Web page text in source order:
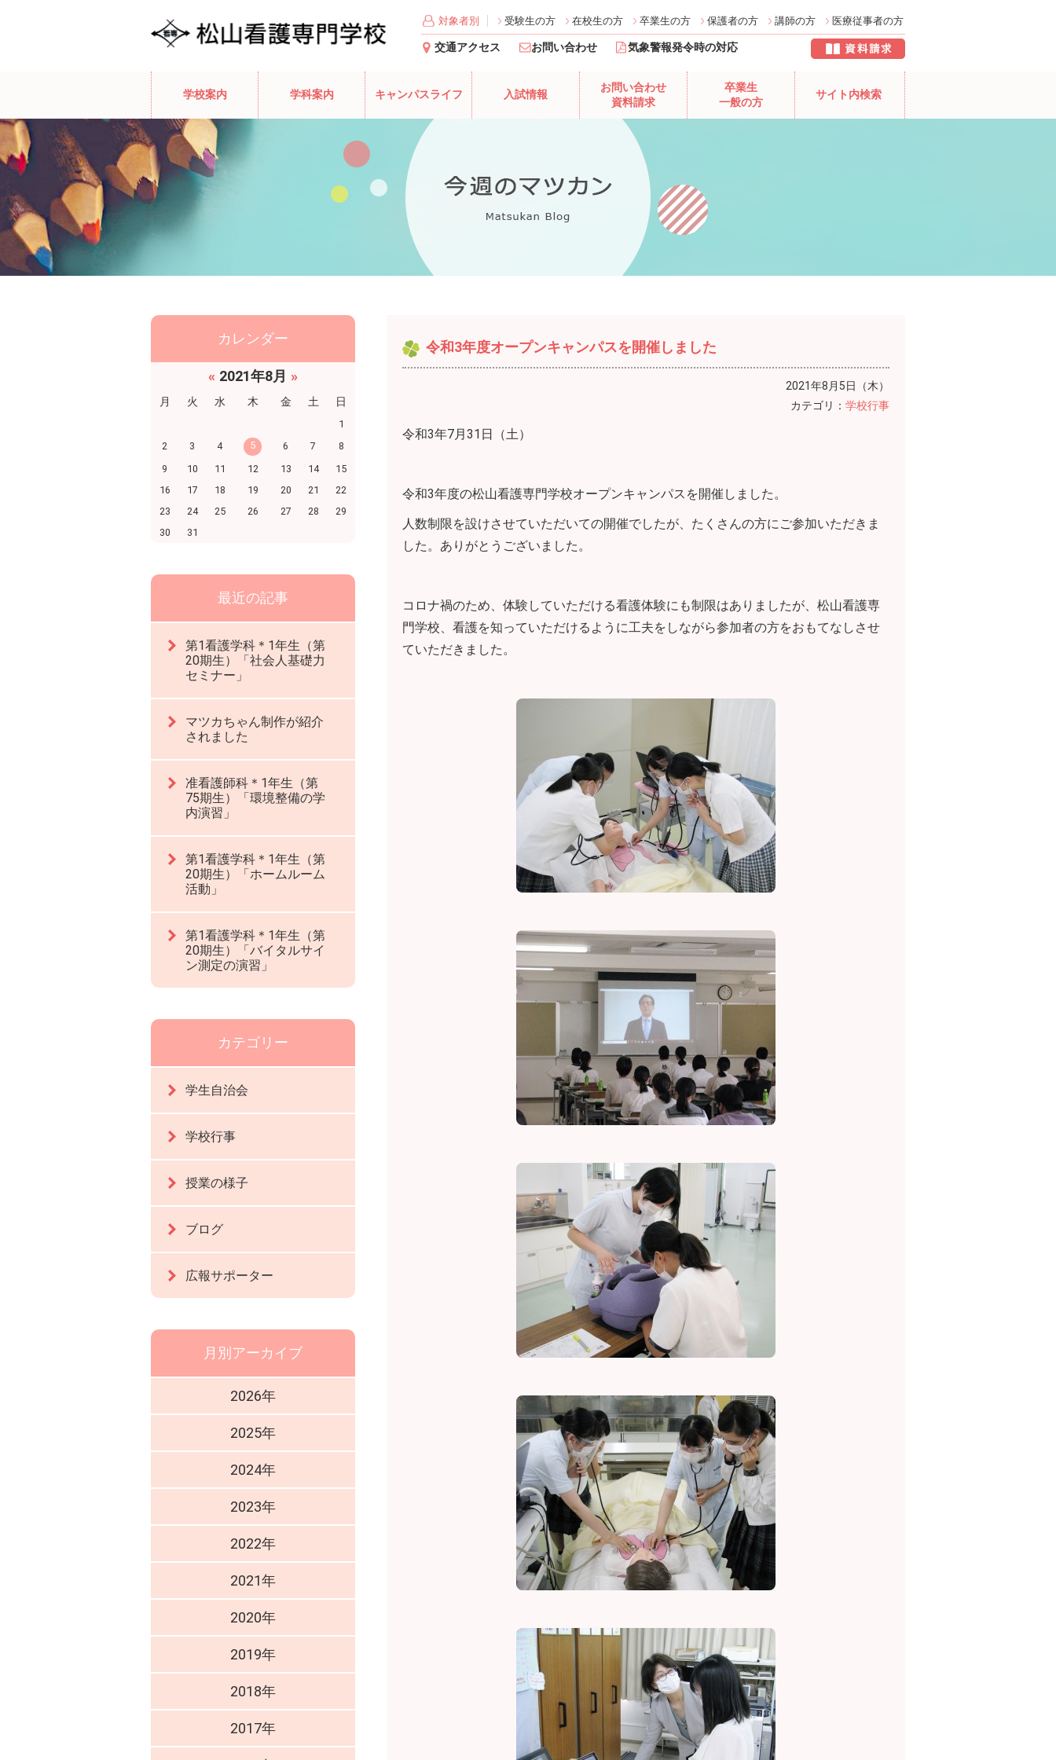
対象者別 受験生の方 在校生の方 卒業生の方 保護者の方 講師の方 医療従事者の方
交通アクセス お問い合わせ 気象警報発令時の対応
学校案内 学科案内 キャンパスライフ 入試情報
お問い合わせ
資料請求
卒業生
一般の方
サイト内検索
令和3年度オープンキャンパスを開催しました
2021年8月5日（木）
カテゴリ： 学校行事
令和3年7月31日（土）
令和3年度の松山看護専門学校オープンキャンパスを開催しました。
人数制限を設けさせていただいての開催でしたが、たくさんの方にご参加いただきま
した。ありがとうございました。
コロナ禍のため、体験していただける看護体験にも制限はありましたが、松山看護専
門学校、看護を知っていただけるように工夫をしながら参加者の方をおもてなしさせ
ていただきました。
カレンダー
« 2021年8月 »
月 火 水 木 金 土 日
1
2
3 4 5 6 7
8
9
10 11 12 13 14
15
16
17 18 19 20 21
22
23
24 25 26 27 28
29
30
31
最近の記事
第1看護学科＊1年生（第
20期生）「社会人基礎力
セミナー」
マツカちゃん制作が紹介
されました
准看護師科＊1年生（第
75期生）「環境整備の学
内演習」
第1看護学科＊1年生（第
20期生）「ホームルーム
活動」
第1看護学科＊1年生（第
20期生）「バイタルサイ
ン測定の演習」
カテゴリー
学生自治会
学校行事
授業の様子
ブログ
広報サポーター
月別アーカイブ
2026年
2025年
2024年
2023年
2022年
2021年
2020年
2019年
2018年
2017年